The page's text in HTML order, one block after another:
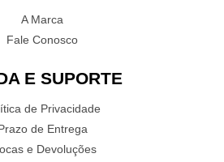
A Marca
Fale Conosco
E SUPORTE
de Privacidade
de Entrega
e Devoluções